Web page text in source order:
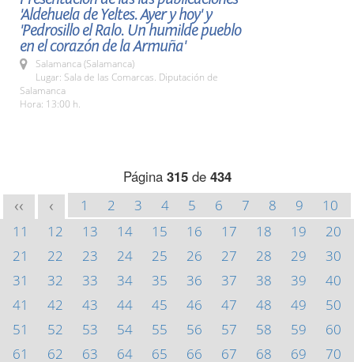
'Aldehuela de Yeltes. Ayer y hoy' y
'Pedrosillo el Ralo. Un humilde pueblo
en el corazón de la Armuña'
Salamanca (Salamanca)
Lugar: Sala de las Comarcas. Diputación de
Salamanca
Hora: 13:00 h.
Página 315de 434
<< < 1 2 3 4 5 6 7 8 9
10
11
12 13 14 15 16 17 18 19
20
21
22 23 24 25 26 27 28 29
30
31
32 33 34 35 36 37 38 39
40
41
42 43 44 45 46 47 48 49
50
51
52 53 54 55 56 57 58 59
60
61
62 63 64 65 66 67 68 69
70